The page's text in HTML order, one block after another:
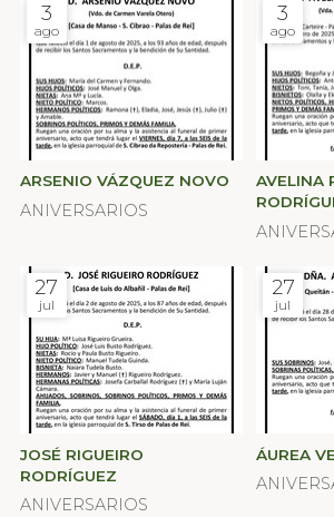
3
ago
ARSENIO VÁZQUEZ NOVO
ANIVERSARIOS
3
ago
AVELINA
27
jul
JOSÉ RIGUEIRO
RODRÍGUEZ
ANIVERSARIOS
27
jul
ÁUREA